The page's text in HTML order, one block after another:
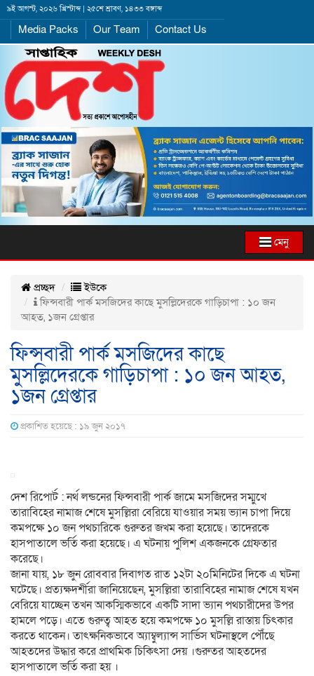
৯ই আগস্ট, ২০২৬ খ্রিস্টাব্দ | ২৫শে শ্রাবণ, ১৪৩৩ বঙ্গাব্দ
Media Packs Our Team Contact Us
মেনু
প্রচ্ছদ
ইউকে
ফিন্সবারী পার্ক মসজিদের কাছে মুসল্লিদেরকে গাড়িচাপা : ১০ জন
আহত, ১জন গ্রেপ্তার
ফিন্সবারী পার্ক মসজিদের কাছে
মুসল্লিদেরকে গাড়িচাপা : ১০ জন আহত,
১জন গ্রেপ্তার
প্রকাশিত হয়েছে : ১৯ জুন ২০১৭
দেশ রিপোর্ট : নর্থ লন্ডনের ফিন্সবারী পার্ক জামে মসজিদের সম্মুখে
তারাবিহের নামাজ শেষে মুসল্লিরা বেরিয়ে যাওয়ার সময় ভ্যান চাপা দিয়ে
কমপক্ষে ১০ জন পথচারিকে গুরুতর জখম করা হয়েছে। তাদেরকে
হাসপাতালে ভর্তি করা হয়েছে। এ ঘটনায় পুলিশ একজনকে গ্রেফতার
করেছে।
জানা যায়, ১৮ জুন রোববার দিবাগত রাত ১২টা ২০মিনিটের দিকে এ ঘটনা
ঘটেছে। প্রত্যক্ষদর্শীরা জানিয়েছেন, মুসল্লিরা তারাবিহের নামাজ শেষে যখন
বেরিয়ে যাচ্ছেন তখন আকস্মিকভাবে একটি সাদা ভ্যান পথচারীদের উপর
হামলে পড়ে। এতে গুরুত্ব আহত হয়ে কমপক্ষে ১০ মুসল্লি রাস্তায় চিৎকার
করতে থাকেন। তাৎক্ষনিকভাবে অ্যাম্বুল্যান্স সার্ভিস ঘটনাস্থলে পৌঁছে
আহতদের উদ্ধার করে প্রাথমিক চিকিৎসা দেয় ।গুরুতর আহতদের
হাসপাতালে ভর্তি করা হয় ।